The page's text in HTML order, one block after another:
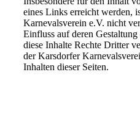
eines Links erreicht werden,
Karnevalsverein e.V. nicht
Einfluss auf deren
diese Inhalte Rechte Dritter
der Karsdorfer
Inhalten dieser Seiten.